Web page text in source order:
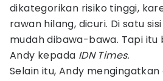
dikategorikan risiko tinggi,
rawan hilang, dicuri. Di satu
mudah dibawa-bawa. Tapi itu
Andy kepada IDN Times.
Selain itu, Andy